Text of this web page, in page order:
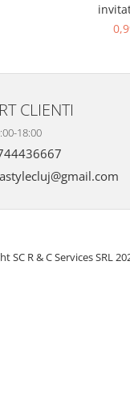
CLIENTI
18:00
SC R & C Services SRL